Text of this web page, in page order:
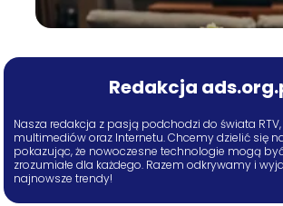
Redakcja
Nasza redakcja z pasją podchodzi do świata RTV,
multimediów oraz Internetu. Chcemy dzielić się
pokazując, że nowoczesne technologie mogą
zrozumiałe dla każdego. Razem odkrywamy i
najnowsze trendy!